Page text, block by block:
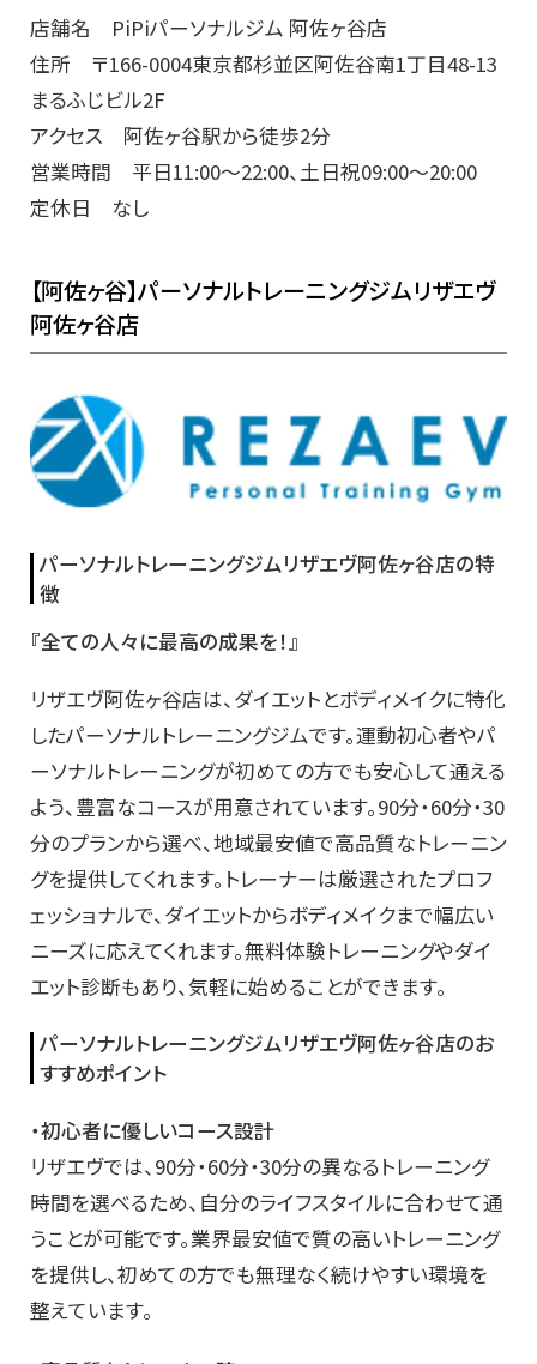
店舗名 PiPiパーソナルジム 阿佐ヶ谷店
住所 〒166-0004東京都杉並区阿佐谷南1丁目48-13
まるふじビル2F
アクセス 阿佐ヶ谷駅から徒歩2分
営業時間 平日11:00～22:00、土日祝09:00～20:00
定休日 なし
【阿佐ヶ谷】パーソナルトレーニングジムリザエヴ
阿佐ヶ谷店
パーソナルトレーニングジムリザエヴ阿佐ヶ谷店の特
徴
『全ての人々に最高の成果を！』
リザエヴ阿佐ヶ谷店は、ダイエットとボディメイクに特化
したパーソナルトレーニングジムです。運動初心者やパ
ーソナルトレーニングが初めての方でも安心して通える
よう、豊富なコースが用意されています。90分・60分・30
分のプランから選べ、地域最安値で高品質なトレーニン
グを提供してくれます。トレーナーは厳選されたプロフ
ェッショナルで、ダイエットからボディメイクまで幅広い
ニーズに応えてくれます。無料体験トレーニングやダイ
エット診断もあり、気軽に始めることができます。
パーソナルトレーニングジムリザエヴ阿佐ヶ谷店のお
すすめポイント
・初心者に優しいコース設計
リザエヴでは、90分・60分・30分の異なるトレーニング
時間を選べるため、自分のライフスタイルに合わせて通
うことが可能です。業界最安値で質の高いトレーニング
を提供し、初めての方でも無理なく続けやすい環境を
整えています。